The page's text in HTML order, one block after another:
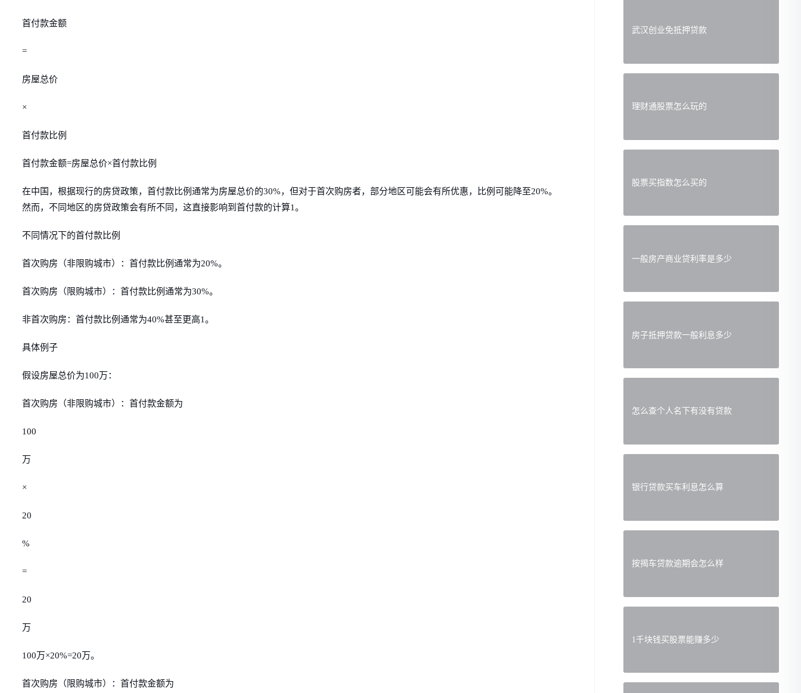
首付款金额
=
房屋总价
×
首付款比例
首付款金额=房屋总价×首付款比例
在中国，根据现行的房贷政策，首付款比例通常为房屋总价的30%，但对于首次购房者，部分地区可能会有所优惠，比例可能降至20%。
然而，不同地区的房贷政策会有所不同，这直接影响到首付款的计算1。
不同情况下的首付款比例
首次购房（非限购城市）：首付款比例通常为20%。
首次购房（限购城市）：首付款比例通常为30%。
非首次购房：首付款比例通常为40%甚至更高1。
具体例子
假设房屋总价为100万：
首次购房（非限购城市）：首付款金额为
100
万
×
20
%
=
20
万
100万×20%=20万。
首次购房（限购城市）：首付款金额为
武汉创业免抵押贷款
理财通股票怎么玩的
股票买指数怎么买的
一般房产商业贷利率是多少
房子抵押贷款一般利息多少
怎么查个人名下有没有贷款
银行贷款买车利息怎么算
按揭车贷款逾期会怎么样
1千块钱买股票能赚多少